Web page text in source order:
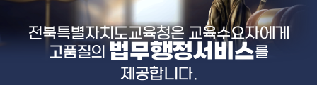
전북특별자치도교육청은 교육수요자에게
고품질의 법무행정서비스를
제공합니다.